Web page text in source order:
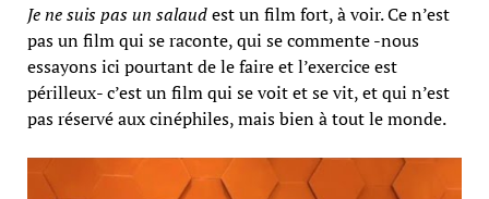
Je ne suis pas un salaudest un film fort, à voir. Ce n’est
pas un film qui se raconte, qui se commente -nous
essayons ici pourtant de le faire et l’exercice est
périlleux- c’est un film qui se voit et se vit, et qui n’est
pas réservé aux cinéphiles, mais bien à tout le monde.